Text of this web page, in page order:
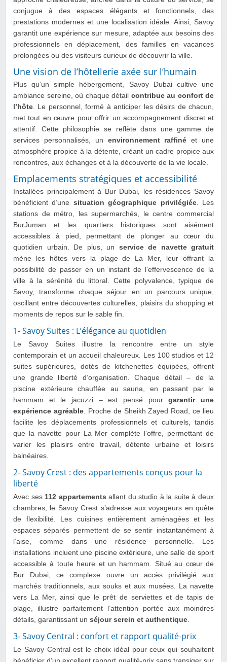
conjugue à des espaces élégants et fonctionnels, des
prestations modernes et une localisation idéale. Ainsi, Savoy
garantit une expérience sur mesure, adaptée aux besoins des
professionnels en déplacement, des familles en vacances
prolongées ou des visiteurs curieux de découvrir la ville.
Une vision de l’hôtellerie axée sur l’humain
Plus qu’un simple hébergement, Savoy Dubai cultive une
ambiance sereine, où chaque détail contribue au confort de
l’hôte . Le personnel, formé à anticiper les désirs de chacun,
met tout en œuvre pour offrir un accompagnement discret et
attentif. Cette philosophie se reflète dans une gamme de
services personnalisés, un environnement raffiné et une
atmosphère propice à la détente, créant un cadre propice aux
rencontres, aux échanges et à la découverte de la vie locale.
Emplacements stratégiques et accessibilité
Installées principalement à Bur Dubai, les résidences Savoy
bénéficient d’une situation géographique privilégiée. Les
stations de métro, les supermarchés, le centre commercial
BurJuman et les quartiers historiques sont aisément
accessibles à pied, permettant de plonger au cœur du
quotidien urbain. De plus, un service de navette gratuit
mène les hôtes vers la plage de La Mer, leur offrant la
possibilité de passer en un instant de l’effervescence de la
ville à la sérénité du littoral. Cette polyvalence, typique de
Savoy, transforme chaque séjour en un parcours unique,
oscillant entre découvertes culturelles, plaisirs du shopping et
moments de repos sur le sable fin.
1- Savoy Suites : L’élégance au quotidien
Le Savoy Suites illustre la rencontre entre un style
contemporain et un accueil chaleureux. Les 100 studios et 12
suites supérieures, dotés de kitchenettes équipées, offrent
une grande liberté d’organisation. Chaque détail – de la
piscine extérieure chauffée au sauna, en passant par le
hammam et le jacuzzi – est pensé pourgarantir une
expérience agréable. Proche de Sheikh Zayed Road, ce lieu
facilite les déplacements professionnels et culturels, tandis
que la navette pour La Mer complète l’offre, permettant de
varier les plaisirs entre travail, détente urbaine et loisirs
balnéaires.
2- Savoy Crest : des appartements conçus pour la
liberté
Avec ses 112 appartements allant du studio à la suite à deux
chambres, le Savoy Crest s’adresse aux voyageurs en quête
de flexibilité. Les cuisines entièrement aménagées et les
espaces séparés permettent de se sentir instantanément à
l’aise, comme dans une résidence personnelle. Les
installations incluent une piscine extérieure, une salle de sport
accessible à toute heure et un hammam. Situé au cœur de
Bur Dubai, ce complexe ouvre un accès privilégié aux
marchés traditionnels, aux souks et aux musées. La navette
vers La Mer, ainsi que le prêt de serviettes et de tapis de
plage, illustre parfaitement l’attention portée aux moindres
détails, garantissant un séjour serein et authentique
3- Savoy Central : confort et rapport qualité-prix
Le Savoy Central est le choix idéal pour ceux qui souhaitent